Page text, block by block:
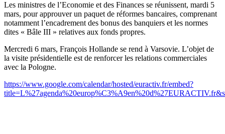
Les ministres de l’Economie et des Finances se réunissent, mardi 5
mars, pour approuver un paquet de réformes bancaires, comprenant
notamment l’encadrement des bonus des banquiers et les normes
dites « Bâle III » relatives aux fonds propres.
Mercredi 6 mars, François Hollande se rend à Varsovie. L’objet de
la visite présidentielle est de renforcer les relations commerciales
avec la Pologne.
https://www.google.com/calendar/hosted/euractiv.fr/embed?